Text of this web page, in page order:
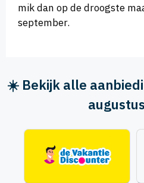
mik dan op de droogste
september.
☀️ Bekijk alle